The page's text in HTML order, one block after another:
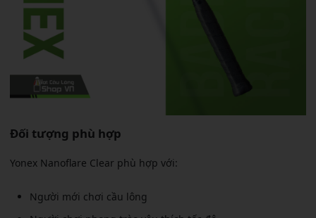
Đối tượng phù hợp
Yonex Nanoflare Clear phù hợp với:
Người mới chơi cầu lông